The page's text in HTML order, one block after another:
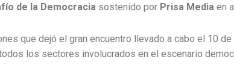
de la Democracia sostenido por Prisa Media en
que dejó el gran encuentro llevado a cabo el 10
los sectores involucrados en el escenario